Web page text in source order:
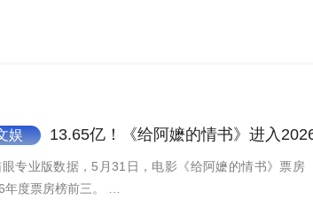
娱 13.65亿！《给阿嬷的情书》进入
专业版数据，5月31日，电影《给阿嬷的情书》票房
年度票房榜前三。 …